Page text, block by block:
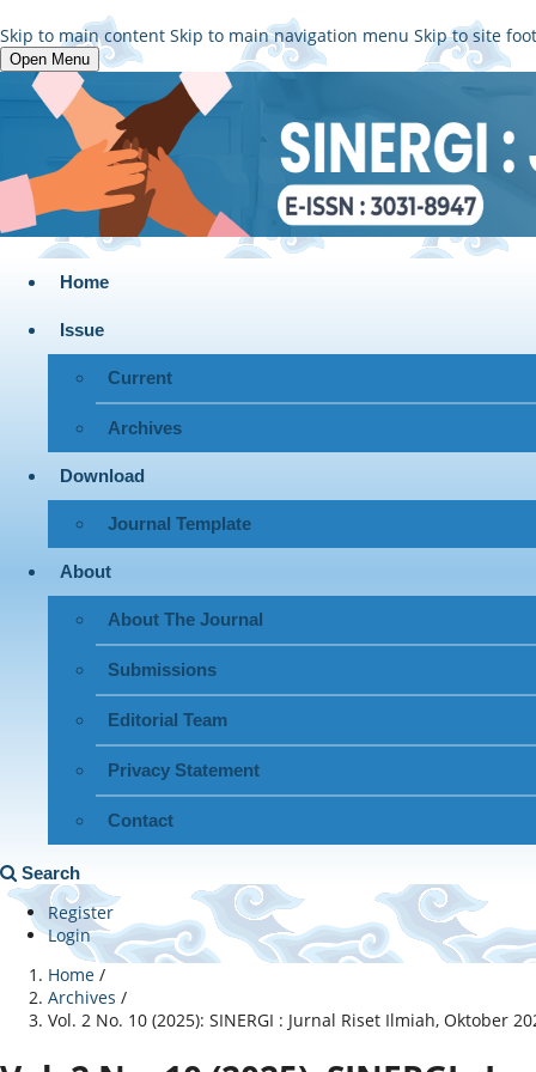
Skip to main content Skip to main navigation menu Skip to site
Open Menu
Home
Issue
Current
Archives
Download
Journal Template
About
About The Journal
Submissions
Editorial Team
Privacy Statement
Contact
Search
Register
Login
Home /
Archives /
Vol. 2 No. 10 (2025): SINERGI : Jurnal Riset Ilmiah, Oktober